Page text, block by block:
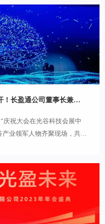
解决问题拟定详细方案，在
准化、规范化的输出。现场
成效明显，充分展示了员工良
首届“光谷企业家日”大会成功召开！长盈通公司董事长兼总裁皮亚斌荣获“光谷工匠企业家”
庆祝大会在光谷科技会展中
业领军人物齐聚现场，共话
以“攀峰汇谷·聚企成城”为
致敬。令长盈通人感到自豪
司董事长兼总裁皮亚斌先
，崇尚成